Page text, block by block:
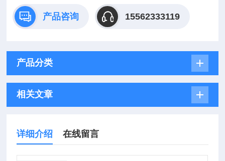
产品咨询 15562333119
产品分类
相关文章
详细介绍 在线留言